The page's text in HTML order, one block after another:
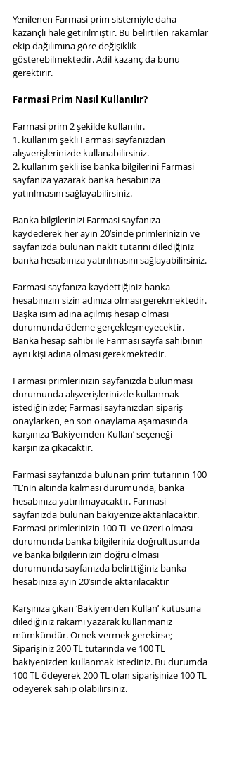
Yenilenen Farmasi prim sistemiyle daha
kazançlı hale getirilmiştir. Bu belirtilen rakamlar
ekip dağılımına göre değişiklik
gösterebilmektedir. Adil kazanç da bunu
gerektirir.
Farmasi Prim Nasıl Kullanılır?
Farmasi prim 2 şekilde kullanılır.
1. kullanım şekli Farmasi sayfanızdan
alışverişlerinizde kullanabilirsiniz.
2. kullanım şekli ise banka bilgilerini Farmasi
sayfanıza yazarak banka hesabınıza
yatırılmasını sağlayabilirsiniz.
Banka bilgilerinizi Farmasi sayfanıza
kaydederek her ayın 20’sinde primlerinizin ve
sayfanızda bulunan nakit tutarını dilediğiniz
banka hesabınıza yatırılmasını sağlayabilirsiniz.
Farmasi sayfanıza kaydettiğiniz banka
hesabınızın sizin adınıza olması gerekmektedir.
Başka isim adına açılmış hesap olması
durumunda ödeme gerçekleşmeyecektir.
Banka hesap sahibi ile Farmasi sayfa sahibinin
aynı kişi adına olması gerekmektedir.
Farmasi primlerinizin sayfanızda bulunması
durumunda alışverişlerinizde kullanmak
istediğinizde; Farmasi sayfanızdan sipariş
onaylarken, en son onaylama aşamasında
karşınıza ‘Bakiyemden Kullan’ seçeneği
karşınıza çıkacaktır.
Farmasi sayfanızda bulunan prim tutarının 100
TL’nin altında kalması durumunda, banka
hesabınıza yatırılmayacaktır. Farmasi
sayfanızda bulunan bakiyenize aktarılacaktır.
Farmasi primlerinizin 100 TL ve üzeri olması
durumunda banka bilgileriniz doğrultusunda
ve banka bilgilerinizin doğru olması
durumunda sayfanızda belirttiğiniz banka
hesabınıza ayın 20’sinde aktarılacaktır
Karşınıza çıkan ‘Bakiyemden Kullan’ kutusuna
dilediğiniz rakamı yazarak kullanmanız
mümkündür. Örnek vermek gerekirse;
Siparişiniz 200 TL tutarında ve 100 TL
bakiyenizden kullanmak istediniz. Bu durumda
100 TL ödeyerek 200 TL olan siparişinize 100 TL
ödeyerek sahip olabilirsiniz.